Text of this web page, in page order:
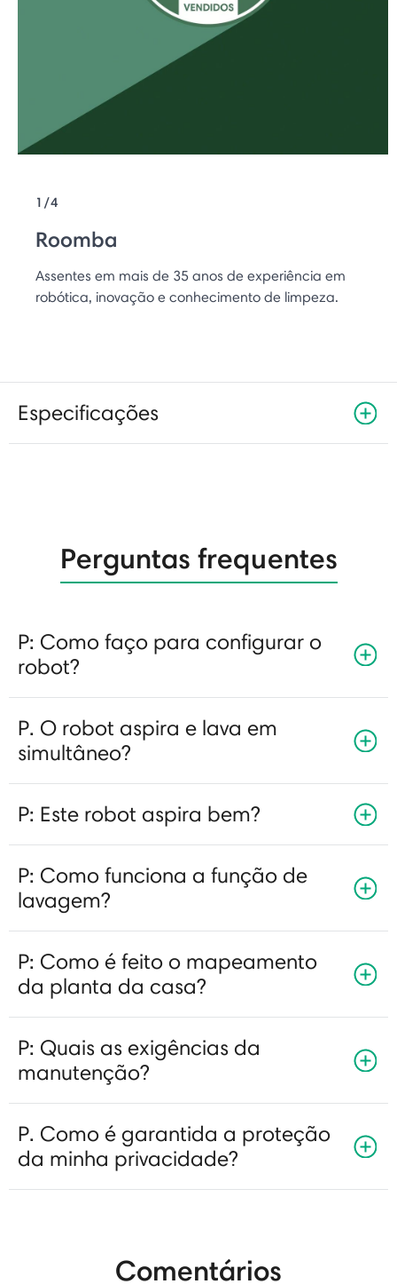
1/4
Roomba
Assentes em mais de 35 anos de experiência em
robótica, inovação e conhecimento de limpeza.
Especificações
Perguntas frequentes
P: Como faço para configurar o
robot?
P. O robot aspira e lava em
simultâneo?
P: Este robot aspira bem?
P: Como funciona a função de
lavagem?
P: Como é feito o mapeamento
da planta da casa?
P: Quais as exigências da
manutenção?
P. Como é garantida a proteção
da minha privacidade?
Comentários